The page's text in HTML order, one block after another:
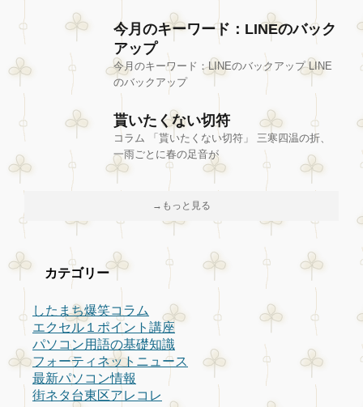
今月のキーワード：LINEのバック
アップ
今月のキーワード：LINEのバックアップ LINE
のバックアップ
貰いたくない切符
コラム 「貰いたくない切符」 三寒四温の折、
一雨ごとに春の足音が
→もっと見る
カテゴリー
したまち爆笑コラム
エクセル１ポイント講座
パソコン用語の基礎知識
フォーティネットニュース
最新パソコン情報
街ネタ台東区アレコレ